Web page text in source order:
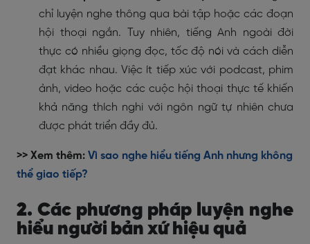
chỉ luyện nghe thông qua bài tập hoặc các đoạn
hội thoại ngắn. Tuy nhiên, tiếng Anh ngoài đời
thực có nhiều giọng đọc, tốc độ nói và cách diễn
đạt khác nhau. Việc ít tiếp xúc với podcast, phim
ảnh, video hoặc các cuộc hội thoại thực tế khiến
khả năng thích nghi với ngôn ngữ tự nhiên chưa
được phát triển đầy đủ.
>> Xem thêm: Vì sao nghe hiểu tiếng Anh nhưng không
thể giao tiếp?
2. Các phương pháp luyện nghe
hiểu người bản xứ hiệu quả